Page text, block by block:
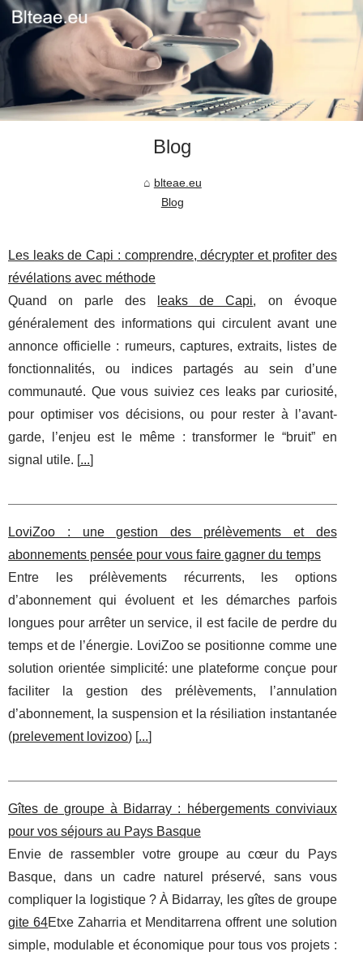
Blog
blteae.eu
Blog
Les leaks de Capi : comprendre, décrypter et profiter des
révélations avec méthode
Quand on parle des
leaks de Capi, on évoque
généralement des informations qui circulent avant une
annonce officielle : rumeurs, captures, extraits, listes de
fonctionnalités, ou indices partagés au sein d’une
communauté. Que vous suiviez ces leaks par curiosité,
pour optimiser vos décisions, ou pour rester à l’avant-
garde, l’enjeu est le même : transformer le “bruit” en
signal utile. [...]
LoviZoo : une gestion des prélèvements et des
abonnements pensée pour vous faire gagner du temps
Entre les prélèvements récurrents, les options
d’abonnement qui évoluent et les démarches parfois
longues pour arrêter un service, il est facile de perdre du
temps et de l’énergie. LoviZoo se positionne comme une
solution orientée simplicité: une plateforme conçue pour
faciliter la gestion des prélèvements, l’annulation
d’abonnement, la suspension et la résiliation instantanée
(prelevement lovizoo) [...]
Gîtes de groupe à Bidarray : hébergements conviviaux
pour vos séjours au Pays Basque
Envie de rassembler votre groupe au cœur du Pays
Basque, dans un cadre naturel préservé, sans vous
compliquer la logistique ? À Bidarray, les gîtes de groupe
gite 64Etxe Zaharria et Menditarrena offrent une solution
simple, modulable et économique pour tous vos projets :